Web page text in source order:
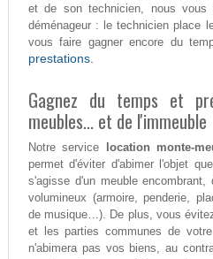
et de son technicien, nous vous
déménageur : le technicien place
vous faire gagner encore du
prestations.
Gagnez du temps et
meubles... et de l'immeuble
Notre service location monte-
permet d'éviter d'abimer l'objet
s'agisse d'un meuble
volumineux (armoire, penderie,
de musique…). De plus, vous
et les parties communes de
n'abimera pas vos biens, au